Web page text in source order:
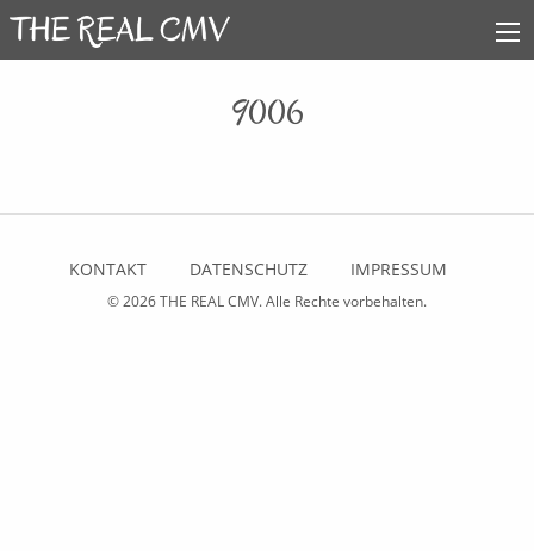
9006
KONTAKT DATENSCHUTZ IMPRESSUM
© 2026THE REAL CMV. Alle Rechte vorbehalten.